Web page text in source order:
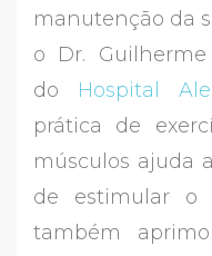
manutenção da
o Dr. Guilherme
do Hospital
prática de
músculos ajuda
de estimular o
também